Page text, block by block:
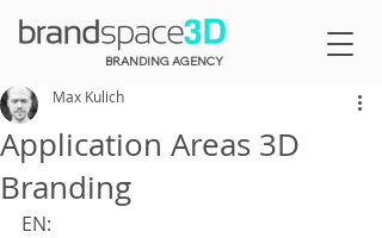
BRANDING AGENCY
Application Areas 3D
Branding
Max Kulich
EN: